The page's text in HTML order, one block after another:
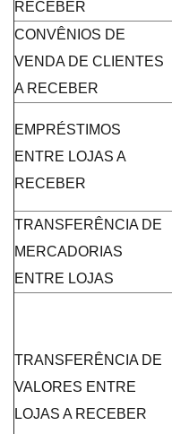
RECEBER
CONVÊNIOS DE
VENDA DE CLIENTES
A RECEBER
EMPRÉSTIMOS
ENTRE LOJAS A
RECEBER
TRANSFERÊNCIA DE
MERCADORIAS
ENTRE LOJAS
TRANSFERÊNCIA DE
VALORES ENTRE
LOJAS A RECEBER